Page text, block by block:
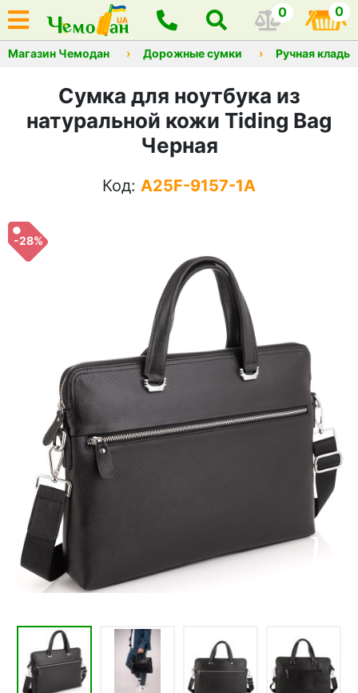
0 0
Магазин Чемодан Дорожные сумки Ручная кладь
Сумка для ноутбука из
натуральной кожи Tiding Bag
Черная
Код: A25F-9157-1A
-28%